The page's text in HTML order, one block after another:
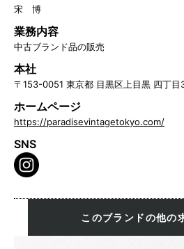
宋 博
業務内容
中古ブランド品の販売
本社
〒153-0051 東京都 目黒区上目黒 四丁
ホームページ
https://paradisevintagetokyo.com/
SNS
このブランドの他の